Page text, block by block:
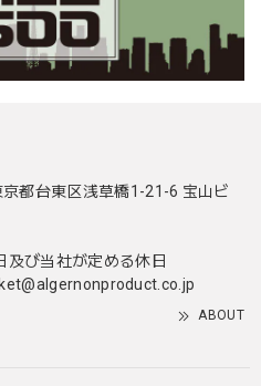
都台東区浅草橋1-21-6 宝山ビ
及び当社が定める休日
ABOUT